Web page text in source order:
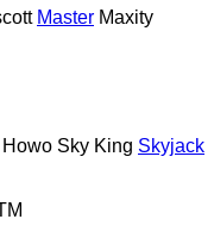
Master Maxity
Sky King Skyjack